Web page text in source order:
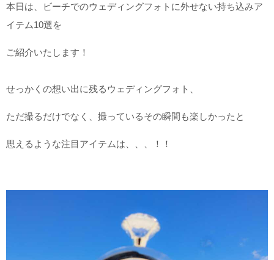
ドローン撮影 スタジオでの撮影
事前来店なしで撮影
本日は、ビーチでのウェディングフォトに外せない持ち込みア
イテム10選を
ご紹介いたします！
せっかくの想い出に残るウェディングフォト、
ただ撮るだけでなく、撮っているその瞬間も楽しかったと
思えるような注目アイテムは、、、！！